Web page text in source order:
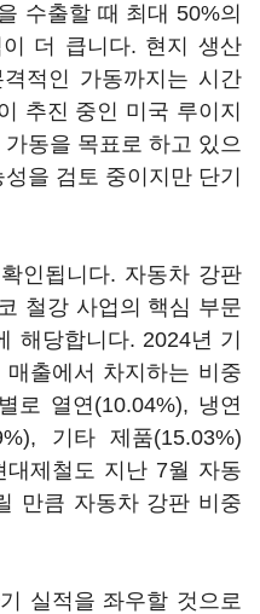
수출할 때 최대 50%의
더 큽니다. 현지 생산
적인 가동까지는 시간
추진 중인 미국 루이지
동을 목표로 하고 있으
을 검토 중이지만 단기
인됩니다. 자동차 강판
철강 사업의 핵심 부문
해당합니다. 2024년 기
출에서 차지하는 비중
로 열연(10.04%), 냉연
기타 제품(15.03%)
제철도 지난 7월 자동
만큼 자동차 강판 비중
실적을 좌우할 것으로